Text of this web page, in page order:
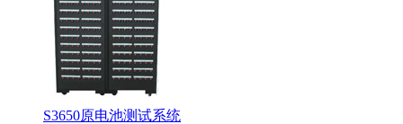
S3650原电池测试系统